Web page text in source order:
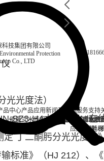
科技集团有限公司
Protection
Co., LTD
品中心
便携式水质检测仪
实验室台式水质
试剂耗材
产品应用
循环冷却水饮
地
新闻及案例
企业资讯行业资
应用案例
服务支持
售后
光光度法）
SZ3-H4水质总镍Ni在
丁二酮肟分光光度法
标准》（HJ 212）、